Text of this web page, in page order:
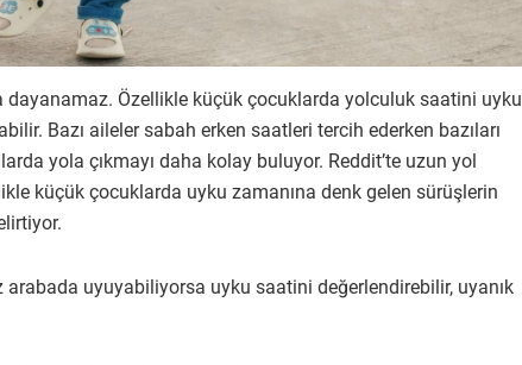
dayanamaz. Özellikle küçük çocuklarda yolculuk saatini uyku
Bazı aileler sabah erken saatleri tercih ederken bazıları
yola çıkmayı daha kolay buluyor. Reddit’te uzun yol
küçük çocuklarda uyku zamanına denk gelen sürüşlerin
uyuyabiliyorsa uyku saatini değerlendirebilir, uyanık